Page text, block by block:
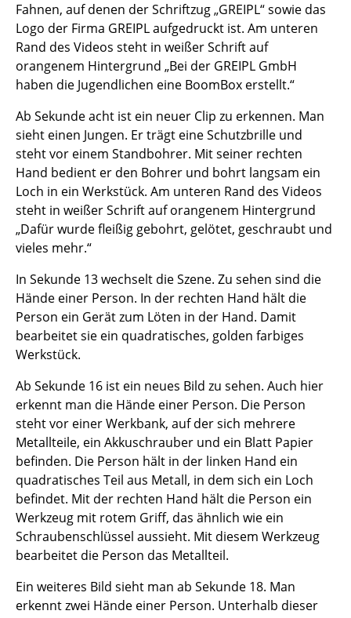
Fahnen, auf denen der Schriftzug „GREIPL“ sowie das
Logo der Firma GREIPL aufgedruckt ist. Am unteren
Rand des Videos steht in weißer Schrift auf
orangenem Hintergrund „Bei der GREIPL GmbH
haben die Jugendlichen eine BoomBox erstellt.“
Ab Sekunde acht ist ein neuer Clip zu erkennen. Man
sieht einen Jungen. Er trägt eine Schutzbrille und
steht vor einem Standbohrer. Mit seiner rechten
Hand bedient er den Bohrer und bohrt langsam ein
Loch in ein Werkstück. Am unteren Rand des Videos
steht in weißer Schrift auf orangenem Hintergrund
„Dafür wurde fleißig gebohrt, gelötet, geschraubt und
vieles mehr.“
In Sekunde 13 wechselt die Szene. Zu sehen sind die
Hände einer Person. In der rechten Hand hält die
Person ein Gerät zum Löten in der Hand. Damit
bearbeitet sie ein quadratisches, golden farbiges
Werkstück.
Ab Sekunde 16 ist ein neues Bild zu sehen. Auch hier
erkennt man die Hände einer Person. Die Person
steht vor einer Werkbank, auf der sich mehrere
Metallteile, ein Akkuschrauber und ein Blatt Papier
befinden. Die Person hält in der linken Hand ein
quadratisches Teil aus Metall, in dem sich ein Loch
befindet. Mit der rechten Hand hält die Person ein
Werkzeug mit rotem Griff, das ähnlich wie ein
Schraubenschlüssel aussieht. Mit diesem Werkzeug
bearbeitet die Person das Metallteil.
Ein weiteres Bild sieht man ab Sekunde 18. Man
erkennt zwei Hände einer Person. Unterhalb dieser